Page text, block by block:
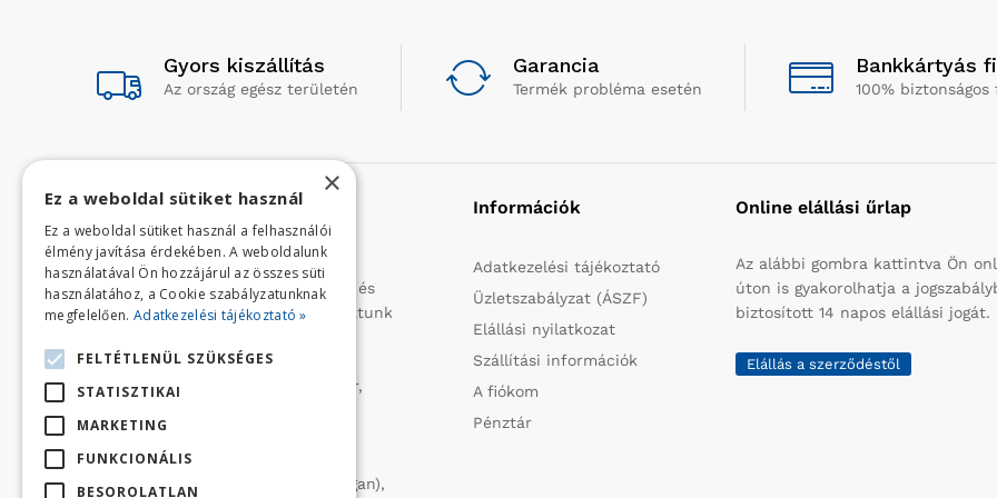
Gyors kiszállítás
Az ország egész területén
Garancia
Termék probléma esetén
Bankkártyás
100% biztonságos
Rólunk
Profilunk a mezőgazdasági, kerti
kisgépek és egyéb iparcikkek kis- és
nagykereskedelme. 1991 óta folytatunk
Olaszországból származó
vízszivattyúkat (DAB, Tesla, Leader,
robbanómotoros fűnyírókat kerti
traktorokat (MTD, Husqvarna),
permetezőket (CIFARELLI, Dal Degan),
Információk
Adatkezelési tájékoztató
Üzletszabályzat (ÁSZF)
Elállási nyilatkozat
Szállítási információk
A fiókom
Pénztár
Online elállási űrlap
Az alábbi gombra kattintva Ön
úton is gyakorolhatja a
biztosított 14 napos elállási jogát.
Elállás a szerződéstől
×
Ez a weboldal sütiket használ
Ez a weboldal sütiket használ a felhasználói
élmény javítása érdekében. A weboldalunk
használatával Ön hozzájárul az összes süti
használatához, a Cookie szabályzatunknak
megfelelően. Adatkezelési tájékoztató »
FELTÉTLENÜL SZÜKSÉGES
STATISZTIKAI
MARKETING
FUNKCIONÁLIS
BESOROLATLAN